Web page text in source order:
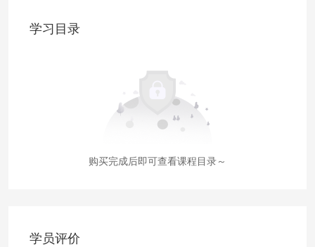
学习目录
购买完成后即可查看课程目录～
学员评价